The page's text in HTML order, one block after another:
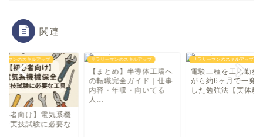
関連
ーマンのスキルアップ
心者向け】電気系機
全実技試験に必要な
サラリーマンのスキルアップ
【まとめ】半導体工場へ
の転職完全ガイド｜仕事
内容・年収・向いてる
人...
サラリーマンのスキルアップ
電験三種を工場勤務
がら約6ヶ月で一発
した勉強法【実体験